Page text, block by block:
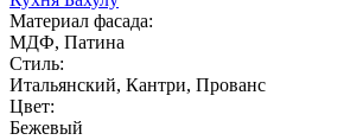
Материал фасада:
МДФ, Патина
Стиль:
Итальянский, Кантри, Прованс
Цвет:
Бежевый